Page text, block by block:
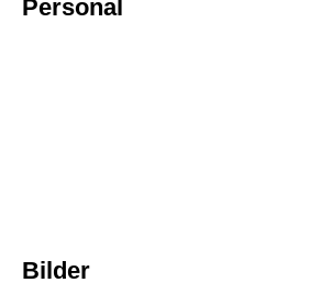
Personal
Bilder